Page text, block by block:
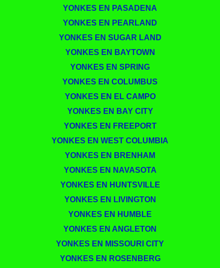
YONKES EN PASADENA
YONKES EN PEARLAND
YONKES EN SUGAR LAND
YONKES EN BAYTOWN
YONKES EN SPRING
YONKES EN COLUMBUS
YONKES EN EL CAMPO
YONKES EN BAY CITY
YONKES EN FREEPORT
YONKES EN WEST COLUMBIA
YONKES EN BRENHAM
YONKES EN NAVASOTA
YONKES EN HUNTSVILLE
YONKES EN LIVINGTON
YONKES EN HUMBLE
YONKES EN ANGLETON
YONKES EN MISSOURI CITY
YONKES EN ROSENBERG